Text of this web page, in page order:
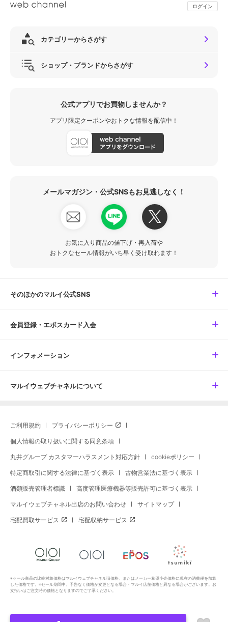
ログイン
カテゴリーからさがす
ショップ・ブランドからさがす
公式アプリでお買物しませんか？
アプリ限定クーポンやおトクな情報を配信中！
メールマガジン・公式SNSもお見逃しなく！
お気に入り商品の値下げ・再入荷や
おトクなセール情報がいち早く受け取れます！
そのほかのマルイ公式SNS
会員登録・エポスカード入会
インフォメーション
マルイウェブチャネルについて
ご利用規約 プライバシーポリシー
個人情報の取り扱いに関する同意条項
丸井グループ カスタマーハラスメント対応方針 cookieポリシー
特定商取引に関する法律に基づく表示 古物営業法に基づく表示
酒類販売管理者標識 高度管理医療機器等販売許可に基づく表示
マルイウェブチャネル出店のお問い合わせ サイトマップ
宅配買取サービス 宅配収納サービス
※セール商品の比較対象価格はマルイウェブチャネル旧価格、またはメーカー希望小売価格に現在の消費税を加算
した価格です。※セール期間中、予告なく価格が変更となる場合・マルイ店舗価格と異なる場合がございます。お
支払いはご注文時の価格となりますのでご了承ください。